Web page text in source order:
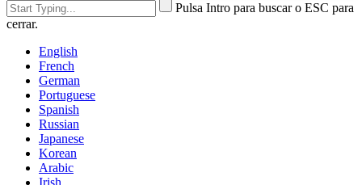
Pulsa Intro para buscar o ESC para
cerrar.
English
French
German
Portuguese
Spanish
Russian
Japanese
Korean
Arabic
Irish